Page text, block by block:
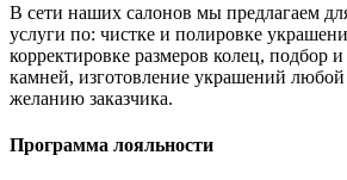
В сети наших салонов мы предлагаем
услуги по: чистке и полировке
корректировке размеров колец, подбор
камней, изготовление украшений
желанию заказчика.
Программа лояльности